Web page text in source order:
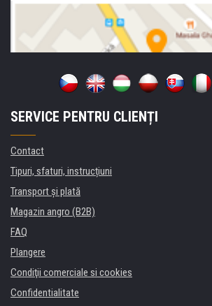
SERVICE PENTRU CLIENȚI
Contact
Tipuri, sfaturi, instrucțiuni
Transport şi plată
Magazin angro (B2B)
FAQ
Plangere
Condiţii comerciale si cookies
Confidentialitate